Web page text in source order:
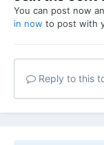
You can post now
in now to post with
Reply to this